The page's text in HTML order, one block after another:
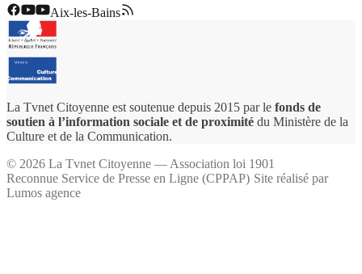
Aix-les-Bains
La Tvnet Citoyenne est soutenue depuis 2015 par le fonds de
soutien à l’information sociale et de proximité du Ministère de la
Culture et de la Communication.
© 2026 La Tvnet Citoyenne — Association loi 1901
Reconnue Service de Presse en Ligne (CPPAP)·Site réalisé par
Lumos agence